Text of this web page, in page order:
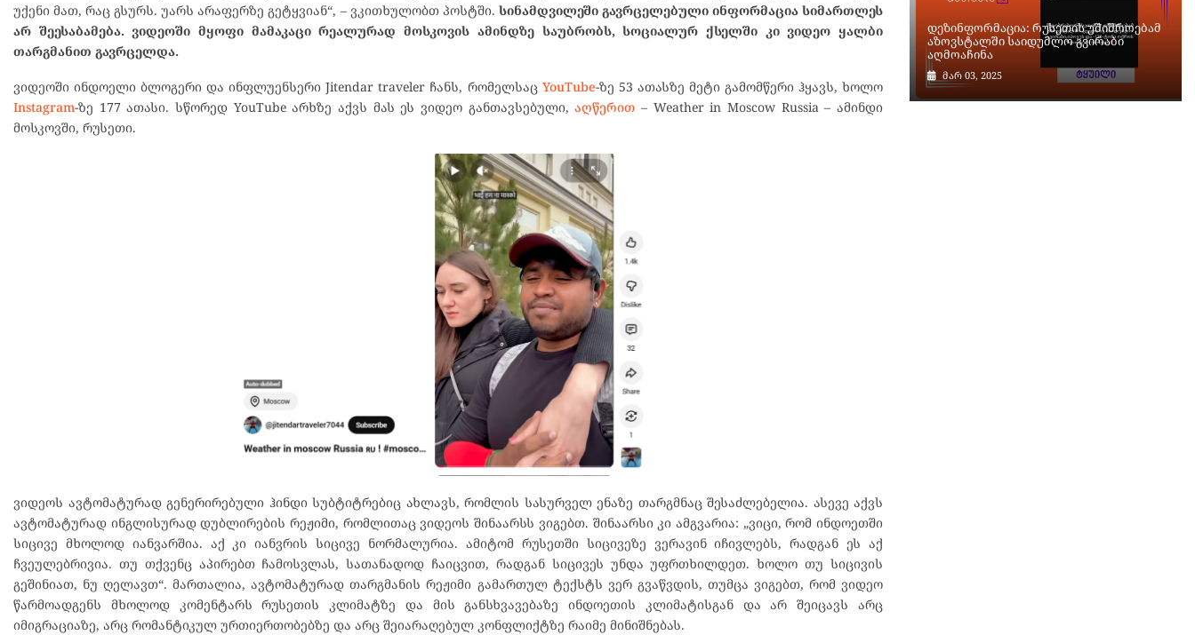
უქენი მათ, რაც გსურს. უარს არაფერზე გეტყვიან“, – ვკითხულობთ პოსტში. სინამდვილეში გავრცელებული ინფორმაცია სიმართლეს
არ შეესაბამება. ვიდეოში მყოფი მამაკაცი რეალურად მოსკოვის ამინდზე საუბრობს, სოციალურ ქსელში კი ვიდეო ყალბი
თარგმანით გავრცელდა.
ვიდეოში ინდოელი ბლოგერი და ინფლუენსერი Jitendar traveler ჩანს, რომელსაც YouTube-ზე 53 ათასზე მეტი გამომწერი ჰყავს, ხოლო
Instagram-ზე 177 ათასი. სწორედ YouTube არხზე აქვს მას ეს ვიდეო განთავსებული,აღწერით – Weather in Moscow Russia – ამინდი
მოსკოვში, რუსეთი.
ვიდეოს ავტომატურად გენერირებული ჰინდი სუბტიტრებიც ახლავს, რომლის სასურველ ენაზე თარგმნაც შესაძლებელია. ასევე აქვს
ავტომატურად ინგლისურად დუბლირების რეჟიმი, რომლითაც ვიდეოს შინაარსს ვიგებთ. შინაარსი კი ამგვარია: „ვიცი, რომ ინდოეთში
სიცივე მხოლოდ იანვარშია. აქ კი იანვრის სიცივე ნორმალურია. ამიტომ რუსეთში სიცივეზე ვერავინ იჩივლებს, რადგან ეს აქ
ჩვეულებრივია. თუ თქვენც აპირებთ ჩამოსვლას, სათანადოდ ჩაიცვით, რადგან სიცივეს უნდა უფრთხილდეთ. ხოლო თუ სიცივის
გეშინიათ, ნუ ღელავთ“. მართალია, ავტომატურად თარგმანის რეჟიმი გამართულ ტექსტს ვერ გვაწვდის, თუმცა ვიგებთ, რომ ვიდეო
წარმოადგენს მხოლოდ კომენტარს რუსეთის კლიმატზე და მის განსხვავებაზე ინდოეთის კლიმატისგან და არ შეიცავს არც
იმიგრაციაზე, არც რომანტიკულ ურთიერთობებზე და არც შეიარაღებულ კონფლიქტზე რაიმე მინიშნებას.
დეზინფორმაცია: რუსეთის უშიშროებამ
აზოვსტალში საიდუმლო გვირაბი
აღმოაჩინა
მარ 03, 2025